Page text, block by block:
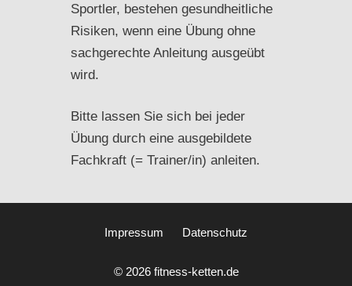
Sportler, bestehen gesundheitliche
Risiken, wenn eine Übung ohne
sachgerechte Anleitung ausgeübt
wird.
Bitte lassen Sie sich bei jeder
Übung durch eine ausgebildete
Fachkraft (= Trainer/in) anleiten.
Impressum Datenschutz
© 2026 fitness-ketten.de